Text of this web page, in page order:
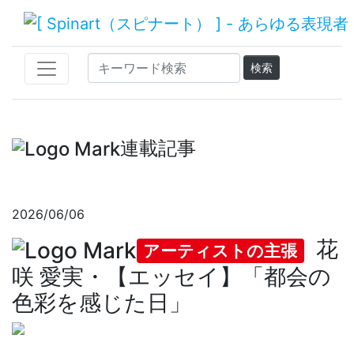
連載記事
2026/06/06
アーティストの主張
花
咲 愛実・【エッセイ】「都会の
色彩を感じた日」